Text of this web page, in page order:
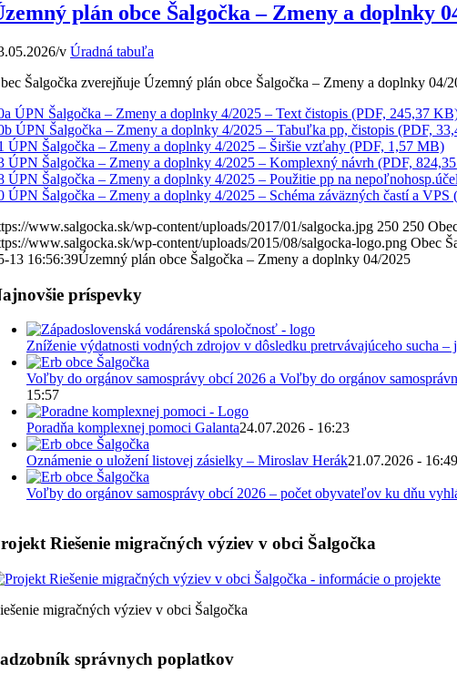
plán obce Šalgočka – Zmeny a doplnky
/v Úradná tabuľa
Šalgočka zverejňuje Územný plán obce Šalgočka – Zmeny a doplnky 04/
ÚPN Šalgočka – Zmeny a doplnky 4/2025 – Text čistopis (PDF, 245,37
ÚPN Šalgočka – Zmeny a doplnky 4/2025 – Tabuľka pp, čistopis (PDF,
ÚPN Šalgočka – Zmeny a doplnky 4/2025 – Širšie vzťahy (PDF, 1,57 MB)
ÚPN Šalgočka – Zmeny a doplnky 4/2025 – Komplexný návrh (PDF,
ÚPN Šalgočka – Zmeny a doplnky 4/2025 – Použitie pp na
ÚPN Šalgočka – Zmeny a doplnky 4/2025 – Schéma záväzných častí a
www.salgocka.sk/wp-content/uploads/2017/01/salgocka.jpg 250 250
www.salgocka.sk/wp-content/uploads/2015/08/salgocka-logo.png Obec
13 16:56:39Územný plán obce Šalgočka – Zmeny a doplnky 04/2025
príspevky
Zníženie výdatnosti vodných zdrojov v dôsledku pretrvávajúceho sucha –
Voľby do orgánov samosprávy obcí 2026 a Voľby do orgánov
15:57
Poradňa komplexnej pomoci Galanta24.07.2026 - 16:23
Oznámenie o uložení listovej zásielky – Miroslav Herák21.07.2026 - 16:49
Voľby do orgánov samosprávy obcí 2026 – počet obyvateľov ku dňu
Riešenie migračných výziev v obci Šalgočka
migračných výziev v obci Šalgočka
správnych poplatkov